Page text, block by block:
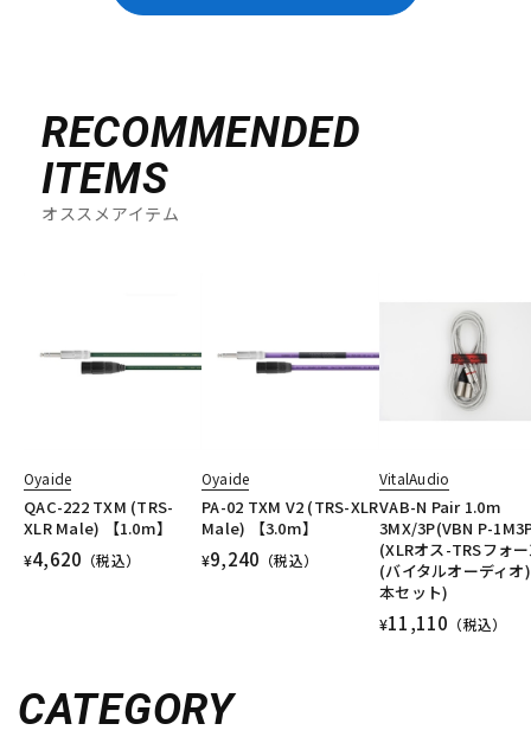
RECOMMENDED
ITEMS
オススメアイテム
Oyaide
QAC-222 TXM (TRS-
XLR Male) 【1.0m】
¥4,620 （税込）
Oyaide
PA-02 TXM V2 (TRS-XLR
Male) 【3.0m】
¥9,240 （税込）
VitalAudio
VAB-N Pair 1.0m
3MX/3P(VBN P-
(XLRオス-TRSフォ
(バイタルオーディオ
本セット)
¥11,110 （税込）
CATEGORY